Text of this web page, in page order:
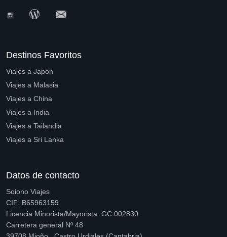
Destinos Favoritos
Viajes a Japón
Viajes a Malasia
Viajes a China
Viajes a India
Viajes a Tailandia
Viajes a Sri Lanka
Datos de contacto
Soiono Viajes
CIF: B65963159
Licencia Minorista/Mayorista: GC 002830
Carretera general Nº 48